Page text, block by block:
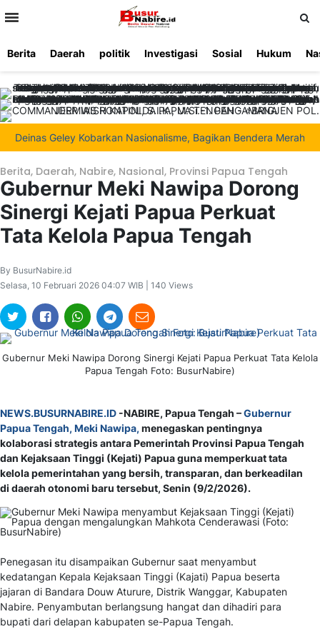
Berita Daerah politik Investigasi Sosial Hukum
Geley Kobarkan Nasionalisme, Bagikan Bendera Merah
Berita, Daerah, Nabire, Nasional, Provinsi Papua Tengah
Gubernur Meki Nawipa Dorong
Sinergi Kejati Papua Perkuat
Tata Kelola Papua Tengah
By BusurNabire.id
Selasa, 10 Februari 2026 04:07 WIB | 140 Views
Gubernur Meki Nawipa Dorong Sinergi Kejati Papua Perkuat Tata Kelola
Papua Tengah Foto: BusurNabire)
NEWS.BUSURNABIRE.ID -NABIRE, Papua Tengah –Gubernur
Papua Tengah, Meki Nawipa, menegaskan pentingnya
kolaborasi strategis antara Pemerintah Provinsi Papua Tengah
dan Kejaksaan Tinggi (Kejati) Papua guna memperkuat tata
kelola pemerintahan yang bersih, transparan, dan berkeadilan
di daerah otonomi baru tersebut, Senin (9/2/2026).
Penegasan itu disampaikan Gubernur saat menyambut
kedatangan Kepala Kejaksaan Tinggi (Kajati) Papua beserta
jajaran di Bandara Douw Aturure, Distrik Wanggar, Kabupaten
Nabire. Penyambutan berlangsung hangat dan dihadiri para
bupati dari delapan kabupaten se-Papua Tengah.